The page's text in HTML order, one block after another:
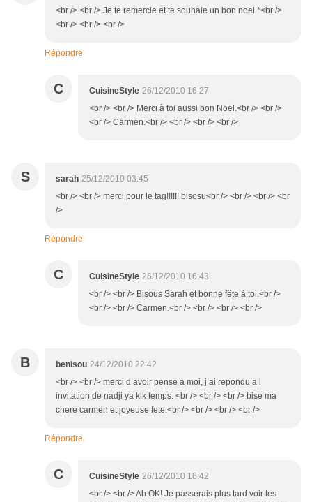
<br /> <br /> Je te remercie et te souhaie un bon noel *<br />
<br /> <br /> <br />
Répondre
C CuisineStyle 26/12/2010 16:27
<br /> <br /> Merci à toi aussi bon Noël.<br /> <br />
<br /> Carmen.<br /> <br /> <br /> <br />
S sarah 25/12/2010 03:45
<br /> <br /> merci pour le tag!!!!!! bisosu<br /> <br /> <br /> <br
/>
Répondre
C CuisineStyle 26/12/2010 16:43
<br /> <br /> Bisous Sarah et bonne fête à toi.<br />
<br /> <br /> Carmen.<br /> <br /> <br /> <br />
B benisou 24/12/2010 22:42
<br /> <br /> merci d avoir pense a moi, j ai repondu a l
invitation de nadji ya klk temps. <br /> <br /> <br /> bise ma
chere carmen et joyeuse fete.<br /> <br /> <br /> <br />
Répondre
C CuisineStyle 26/12/2010 16:42
<br /> <br /> Ah OK! Je passerais plus tard voir tes